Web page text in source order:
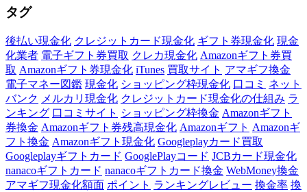
タグ
後払い現金化 クレジットカード現金化 ギフト券現金化 現金
化業者 電子ギフト券買取 クレカ現金化 Amazonギフト券買
取 Amazonギフト券現金化 iTunes 買取サイト アマギフ換金
電子マネー図鑑 現金化 ショッピング枠現金化 口コミ ネット
バンク メルカリ現金化 クレジットカード現金化の仕組み ラ
ンキング 口コミサイト ショッピング枠換金 Amazonギフト
券換金 Amazonギフト券残高現金化 Amazonギフト Amazonギ
フト換金 Amazonギフト現金化 Googleplayカード買取
Googleplayギフトカード GooglePlayコード JCBカード現金化
nanacoギフトカード nanacoギフトカード換金 WebMoney換金
アマギフ現金化額面 ポイント ランキングレビュー 換金率 換